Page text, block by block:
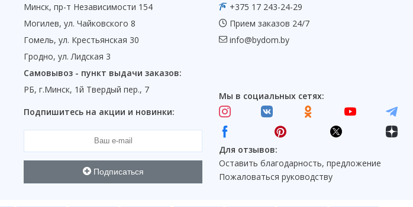
Минск, пр-т Независимости 154
Могилев, ул. Чайковского 8
Гомель, ул. Крестьянская 30
Гродно, ул. Лидская 3
Самовывоз - пункт выдачи заказов:
РБ, г.Минск, 1й Твердый пер., 7
Подпишитесь на акции и новинки:
Подписаться
+375 17 243-24-29
Прием заказов 24/7
info@bydom.by
Мы в социальных сетях:
Для отзывов:
Оставить благодарность, предложение
Пожаловаться руководству